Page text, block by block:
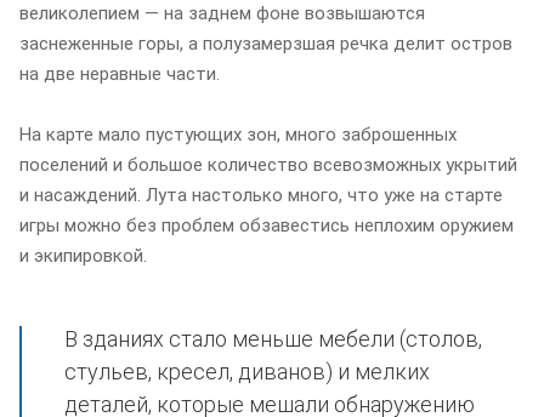
великолепием — на заднем фоне возвышаются
заснеженные горы, а полузамерзшая речка делит остров
на две неравные части.
На карте мало пустующих зон, много заброшенных
поселений и большое количество всевозможных укрытий
и насаждений. Лута настолько много, что уже на старте
игры можно без проблем обзавестись неплохим оружием
и экипировкой.
В зданиях стало меньше мебели (столов,
стульев, кресел, диванов) и мелких
деталей, которые мешали обнаружению